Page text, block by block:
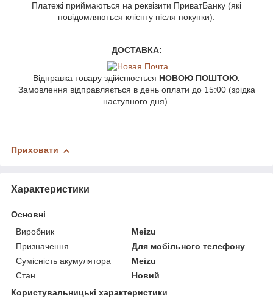
Платежі приймаються на реквізити ПриватБанку (які
повідомляються клієнту після покупки).
ДОСТАВКА:
Відправка товару здійснюється НОВОЮ ПОШТОЮ.
Замовлення відправляється в день оплати до 15:00 (зрідка
наступного дня).
Приховати
Характеристики
Основні
Виробник
Meizu
Призначення
Для мобільного телефону
Сумісність акумулятора
Meizu
Стан
Новий
Користувальницькі характеристики